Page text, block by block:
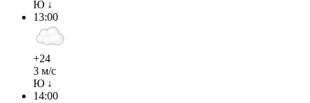
Ю ↓
13:00
+24
3 м/с
Ю ↓
14:00